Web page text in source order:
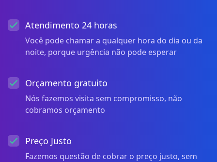
Atendimento 24 horas
Você pode chamar a qualquer hora do dia ou da
noite, porque urgência não pode esperar
Orçamento gratuito
Nós fazemos visita sem compromisso, não
cobramos orçamento
Preço Justo
Fazemos questão de cobrar o preço justo, sem